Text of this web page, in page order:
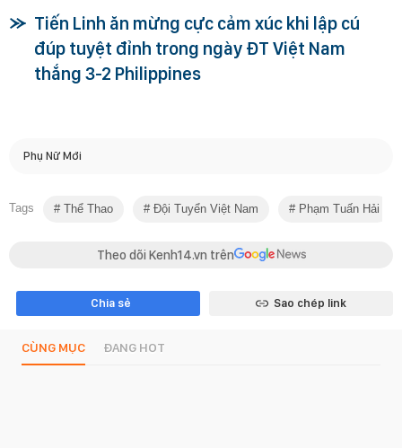
Tiến Linh ăn mừng cực cảm xúc khi lập cú
đúp tuyệt đỉnh trong ngày ĐT Việt Nam
thắng 3-2 Philippines
Phụ Nữ Mới
Tags Thể Thao Đội Tuyển Việt Nam Phạm Tuấn Hải
Theo dõi Kenh14.vn trên
Chia sẻ Sao chép link
CÙNG MỤC ĐANG HOT